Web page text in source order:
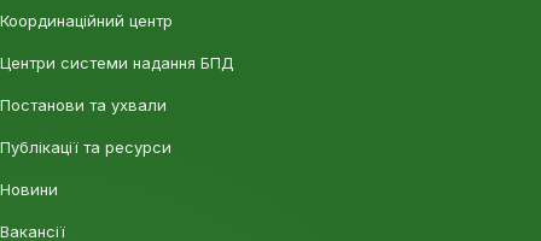
Координаційний центр
Центри системи надання БПД
Постанови та ухвали
Публікації та ресурси
Новини
Вакансії